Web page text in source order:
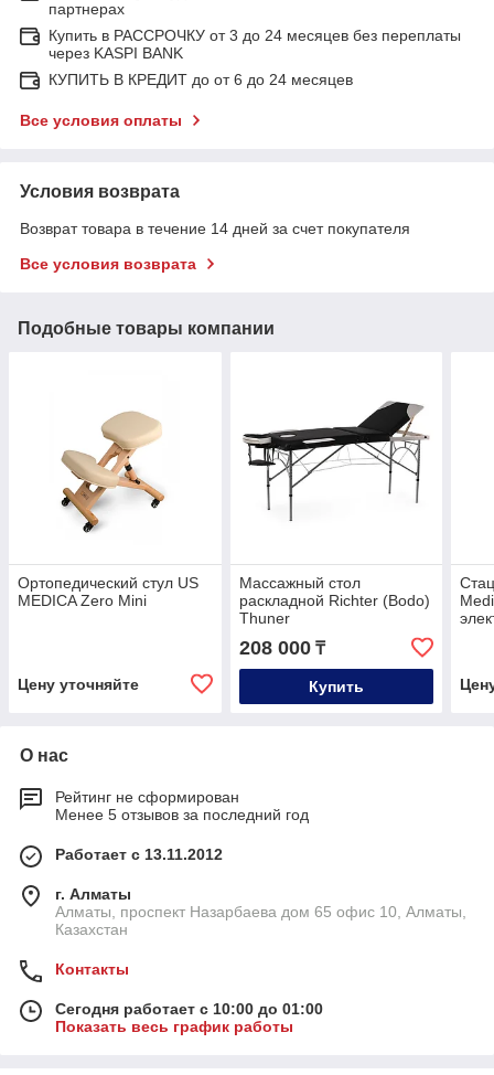
партнерах
Купить в РАССРОЧКУ от 3 до 24 месяцев без переплаты
через KASPI BANK
КУПИТЬ В КРЕДИТ до от 6 до 24 месяцев
Все условия оплаты
Условия возврата
Возврат товара в течение 14 дней за счет покупателя
Все условия возврата
Подобные товары компании
Ортопедический стул US
MEDICA Zero Mini
Цену уточняйте
Массажный стол
раскладной Richter (Bodo)
Thuner
208 000₸
Купить
О нас
Рейтинг не сформирован
Менее 5 отзывов за последний год
Работает с 13.11.2012
г. Алматы
Алматы, проспект Назарбаева дом 65 офис 10, Алматы,
Казахстан
Контакты
Сегодня работает с 10:00 до 01:00
Показать весь график работы